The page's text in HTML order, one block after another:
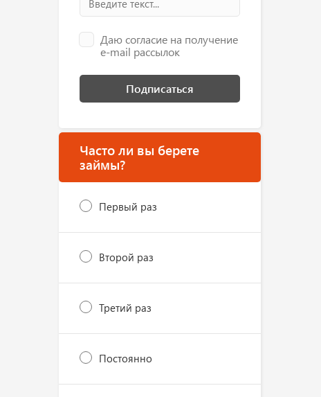
Даю согласие на получение
e-mail рассылок
Подписаться
Часто ли вы берете
займы?
Первый раз
Второй раз
Третий раз
Постоянно